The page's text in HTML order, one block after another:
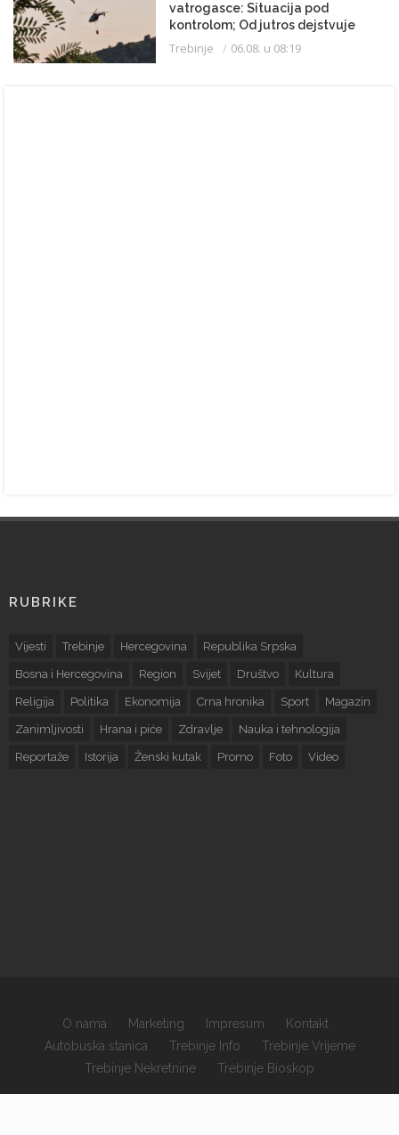
vatrogasce: Situacija pod
kontrolom; Od jutros dejstvuje
helikopter
Trebinje 06.08. u 08:19
×
RUBRIKE
Vijesti Trebinje Hercegovina Republika Srpska
Bosna i Hercegovina Region Svijet Društvo Kultura
Religija Politika Ekonomija Crna hronika Sport Magazin
Zanimljivosti Hrana i piće Zdravlje Nauka i tehnologija
Reportaže Istorija Ženski kutak Promo Foto Video
O nama Marketing Impresum
Kontakt
Autobuska stanica
Trebinje Info
Trebinje Vrijeme
Trebinje Nekretnine
Trebinje Bioskop